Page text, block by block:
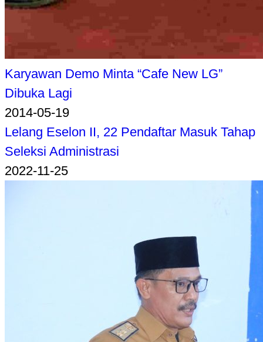
Karyawan Demo Minta “Cafe New LG”
Dibuka Lagi
2014-05-19
Lelang Eselon II, 22 Pendaftar Masuk Tahap
Seleksi Administrasi
2022-11-25